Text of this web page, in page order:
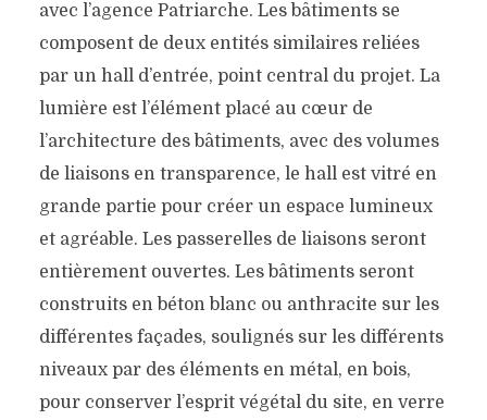
avec l’agence Patriarche. Les bâtiments se
composent de deux entités similaires reliées
par un hall d’entrée, point central du projet. La
lumière est l’élément placé au cœur de
l’architecture des bâtiments, avec des volumes
de liaisons en transparence, le hall est vitré en
grande partie pour créer un espace lumineux
et agréable. Les passerelles de liaisons seront
entièrement ouvertes. Les bâtiments seront
construits en béton blanc ou anthracite sur les
différentes façades, soulignés sur les différents
niveaux par des éléments en métal, en bois,
pour conserver l’esprit végétal du site, en verre